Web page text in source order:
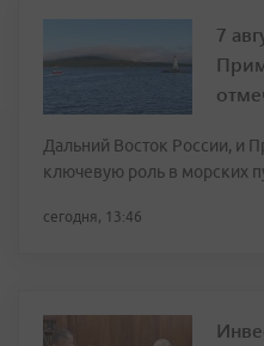
7
Дальний Восток России, и
ключевую роль в морских
сегодня, 13:46